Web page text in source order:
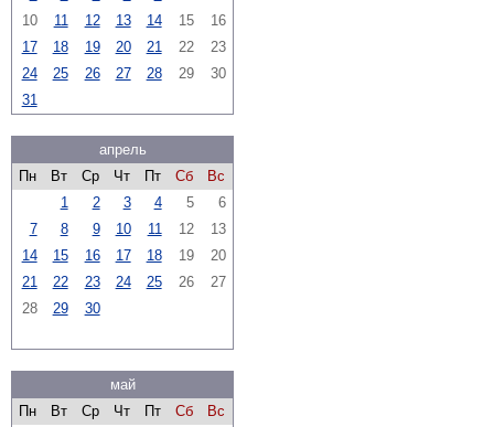
10
11 12 13 14 15
16
17
18 19 20 21 22
23
24
25 26 27 28 29
30
31
апрель
Пн
Вт Ср Чт Пт Сб
Вс
1
2 3 4 5
6
7
8 9 10 11 12
13
14
15 16 17 18 19
20
21
22 23 24 25 26
27
28
29 30
май
Пн
Вт Ср Чт Пт Сб
Вс